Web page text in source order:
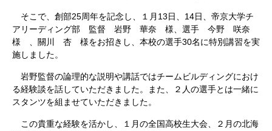
そこで、創部25周年を記念し、１月13日、14日、帝京大学チ
アリーディング部 監督 岩野 華奈 様、選手 今野 咲奈
様 、關川 杏 様をお招きし、本校の選手30名に特別講習を実
施しました。
岩野監督の論理的な説明や講話ではチームビルディングにおけ
る経験談を話していただきました。また、２人の選手とは一緒に
スタンツを組ませていただきました。
この貴重な経験を活かし、１月の全国高校生大会、２月の北海